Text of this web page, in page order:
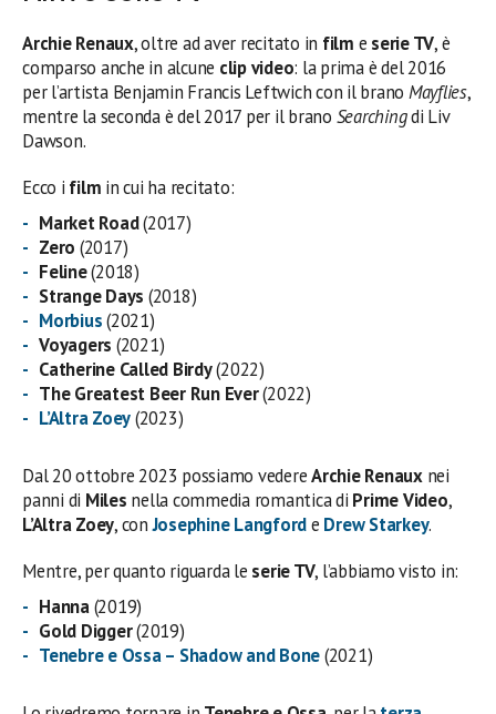
Archie Renaux, oltre ad aver recitato in film e serie TV, è
comparso anche in alcune clip video: la prima è del 2016
per l’artista Benjamin Francis Leftwich con il brano Mayflies,
mentre la seconda è del 2017 per il brano Searchingdi Liv
Dawson.
Ecco i film in cui ha recitato:
Market Road(2017)
Zero (2017)
Feline(2018)
Strange Days (2018)
Morbius(2021)
Voyagers (2021)
Catherine Called Birdy(2022)
The Greatest Beer Run Ever(2022)
L’Altra Zoey(2023)
Dal 20 ottobre 2023 possiamo vedereArchie Renauxnei
panni di Miles nella commedia romantica di Prime Video,
L’Altra Zoey, conJosephine Langforde Drew Starkey.
Mentre, per quanto riguarda le serie TV, l’abbiamo visto in:
Hanna(2019)
Gold Digger(2019)
Tenebre e Ossa– Shadow and Bone(2021)